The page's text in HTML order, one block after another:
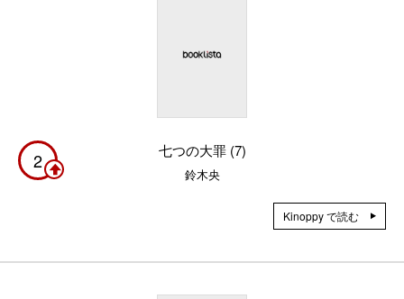
2 七つの大罪 (7)
鈴木央
Kinoppy で読む